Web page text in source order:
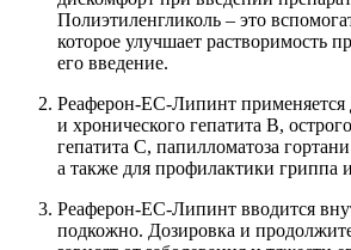
Полиэтиленгликоль – это
которое улучшает растворимость
его введение.
Реаферон-ЕС-Липинт применяется
и хронического гепатита B,
гепатита C, папилломатоза
а также для профилактики
Реаферон-ЕС-Липинт вводится
подкожно. Дозировка и